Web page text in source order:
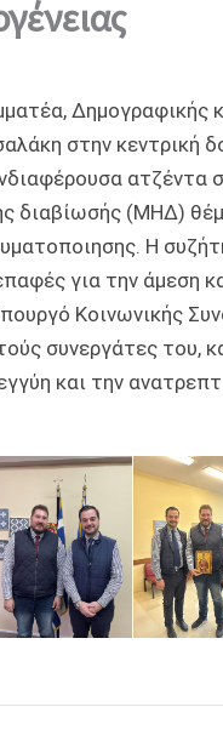
Δημογραφικής
στην κεντρική
διαβίωσής (ΜΗΔ)
Η
για την άμεση
Κοινωνικής
συνεργάτες του,
και την